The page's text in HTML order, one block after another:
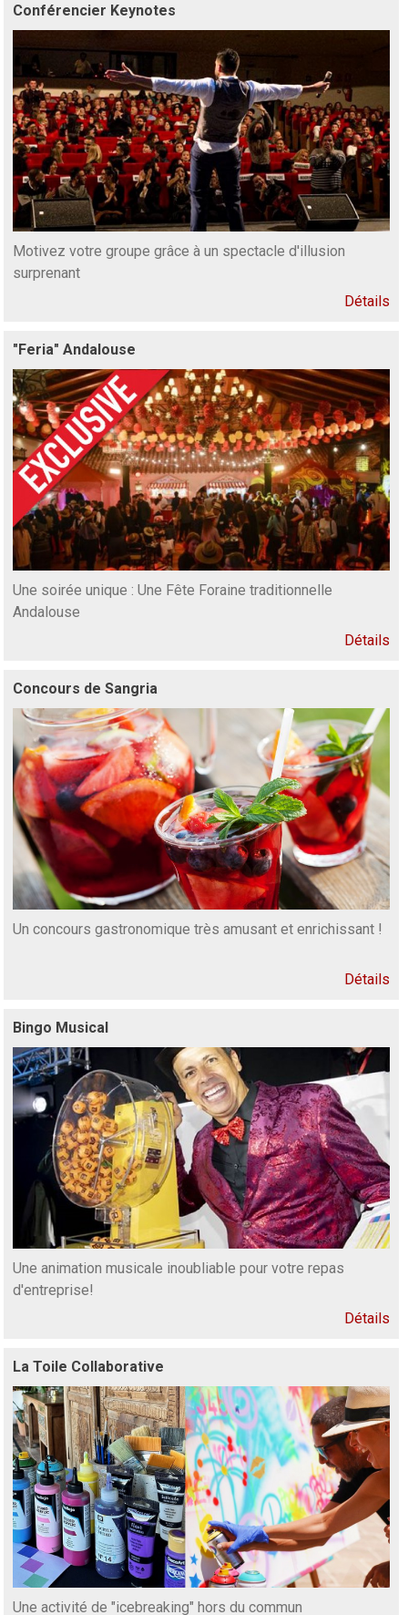
Conférencier Keynotes
Motivez votre groupe grâce à un spectacle d'illusion
surprenant
Détails
"Feria" Andalouse
Une soirée unique : Une Fête Foraine traditionnelle
Andalouse
Détails
Concours de Sangria
Un concours gastronomique très amusant et enrichissant !
Détails
Bingo Musical
Une animation musicale inoubliable pour votre repas
d'entreprise!
Détails
La Toile Collaborative
Une activité de "icebreaking" hors du commun